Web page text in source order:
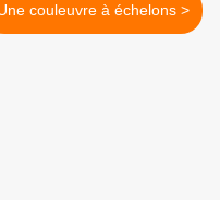
Une couleuvre à échelons >